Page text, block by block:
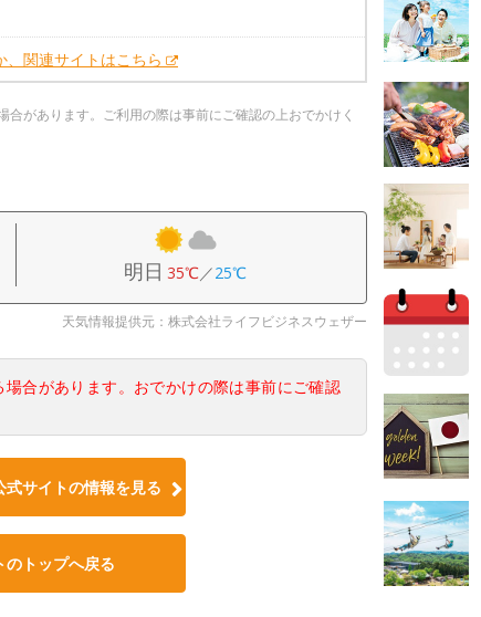
、関連サイトはこちら
があります。ご利用の際は事前にご確認の上おでかけく
明日 35℃／25℃
天気情報提供元：株式会社ライフビジネスウェザー
合があります。おでかけの際は事前にご確認
サイトの情報を見る
のトップへ戻る